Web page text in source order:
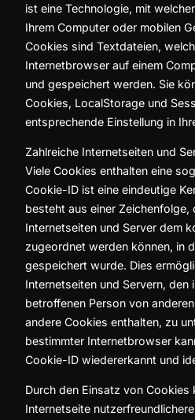
ist eine Technologie, mit
Ihrem Computer oder mobilen
Cookies sind Textdateien,
Internetbrowser auf einem
und gespeichert werden. Sie
Cookies, LocalStorage und
entsprechende Einstellung in
Zahlreiche Internetseiten und
Viele Cookies enthalten eine
Cookie-ID ist eine eindeutige
besteht aus einer Zeichenfolge,
Internetseiten und Server dem
zugeordnet werden können, in
gespeichert wurde. Dies
Internetseiten und Servern, den
betroffenen Person von
andere Cookies enthalten, zu
bestimmter Internetbrowser
Cookie-ID wiedererkannt und
Durch den Einsatz von Cookies
Internetseite